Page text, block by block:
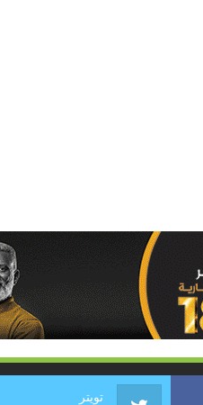
تويتر